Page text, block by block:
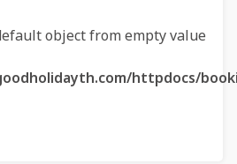
object from empty value
httpdocs/